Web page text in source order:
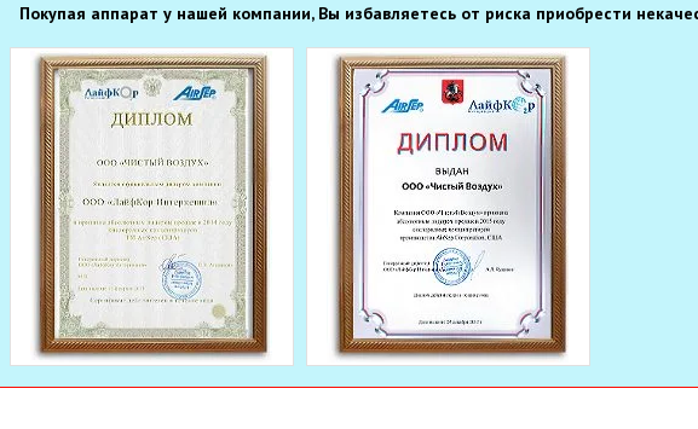
Покупая аппарат у нашей компании, Вы избавляетесь от риска приобрести